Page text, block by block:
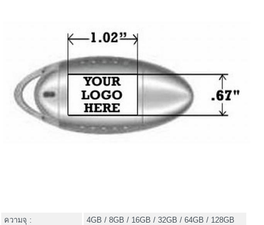
ความจุ :
4GB / 8GB / 16GB / 32GB / 64GB / 128GB